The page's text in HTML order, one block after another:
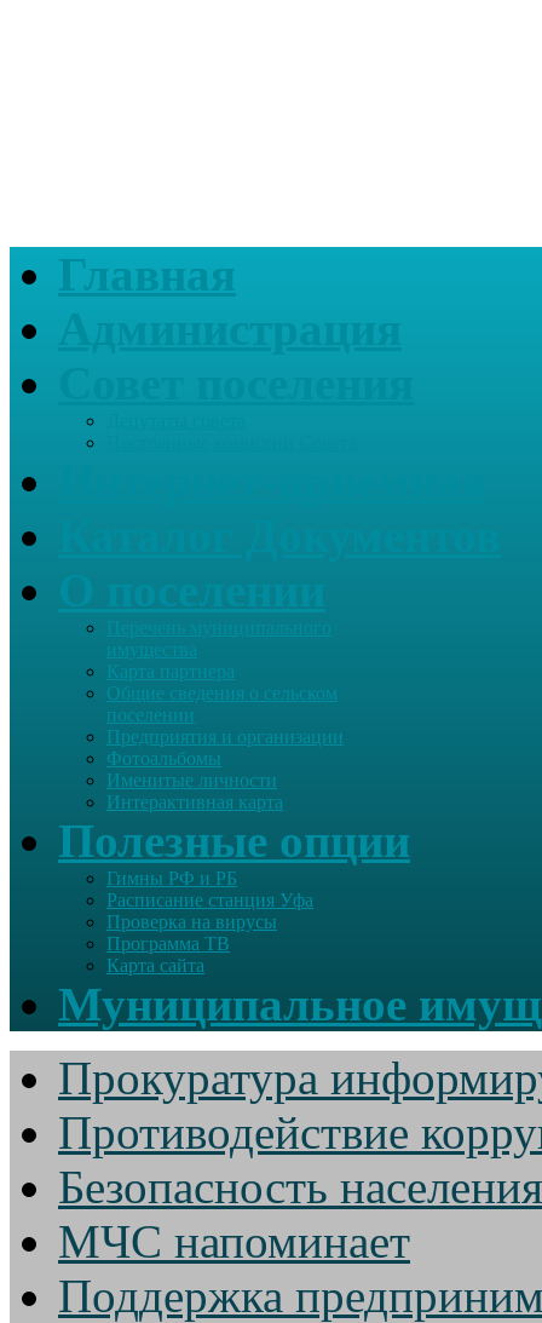
Главная
Перечень муниципального
имущества
Карта партнера
Общие сведения о сельском
поселении
Предприятия и организации
Фотоальбомы
Именитые личности
Интерактивная карта
Полезные опции
Гимны РФ и РБ
Расписание станция Уфа
Проверка на вирусы
Программа ТВ
Карта сайта
Муниципальное
Прокуратура
Противодействие
Безопасность населения
МЧС напоминает
Поддержка